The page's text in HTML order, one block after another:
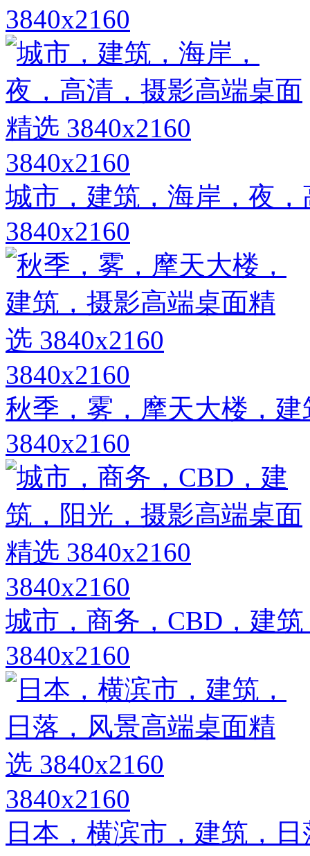
3840x2160
3840x2160
城市，建筑，海岸，夜
3840x2160
3840x2160
秋季，雾，摩天大楼，
3840x2160
3840x2160
城市，商务，CBD，建
3840x2160
3840x2160
日本，横滨市，建筑，